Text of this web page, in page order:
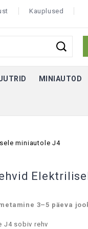
Kauplused
MINIAUTOD
miniautole J4
3–5 päeva
J4 sobiv rehv